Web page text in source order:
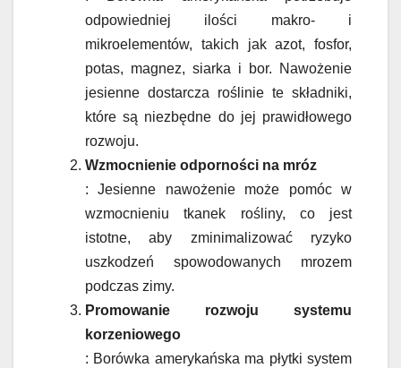
odpowiedniej ilości makro- i
mikroelementów, takich jak azot, fosfor,
potas, magnez, siarka i bor. Nawożenie
jesienne dostarcza roślinie te składniki,
które są niezbędne do jej prawidłowego
rozwoju.
Wzmocnienie odporności na mróz
: Jesienne nawożenie może pomóc w
wzmocnieniu tkanek rośliny, co jest
istotne, aby zminimalizować ryzyko
uszkodzeń spowodowanych mrozem
podczas zimy.
Promowanie rozwoju systemu
korzeniowego
: Borówka amerykańska ma płytki system